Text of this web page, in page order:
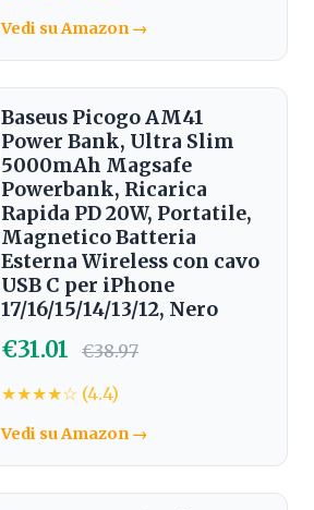
Vedi su Amazon →
Baseus Picogo AM41
Power Bank, Ultra Slim
5000mAh Magsafe
Powerbank, Ricarica
Rapida PD 20W, Portatile,
Magnetico Batteria
Esterna Wireless con cavo
USB C per iPhone
17/16/15/14/13/12, Nero
€31.01
€38.97
★★★★☆ (4.4)
Vedi su Amazon →